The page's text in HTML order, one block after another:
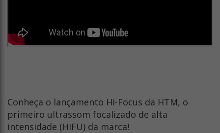
Conheça o lançamento Hi-Focus da HTM, o
primeiro ultrassom focalizado de alta
intensidade (HIFU) da marca!